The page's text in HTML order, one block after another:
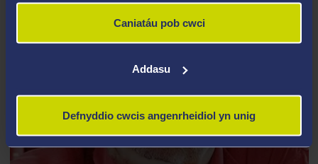
Caniatáu pob cwci
Addasu
Defnyddio cwcis angenrheidiol yn unig